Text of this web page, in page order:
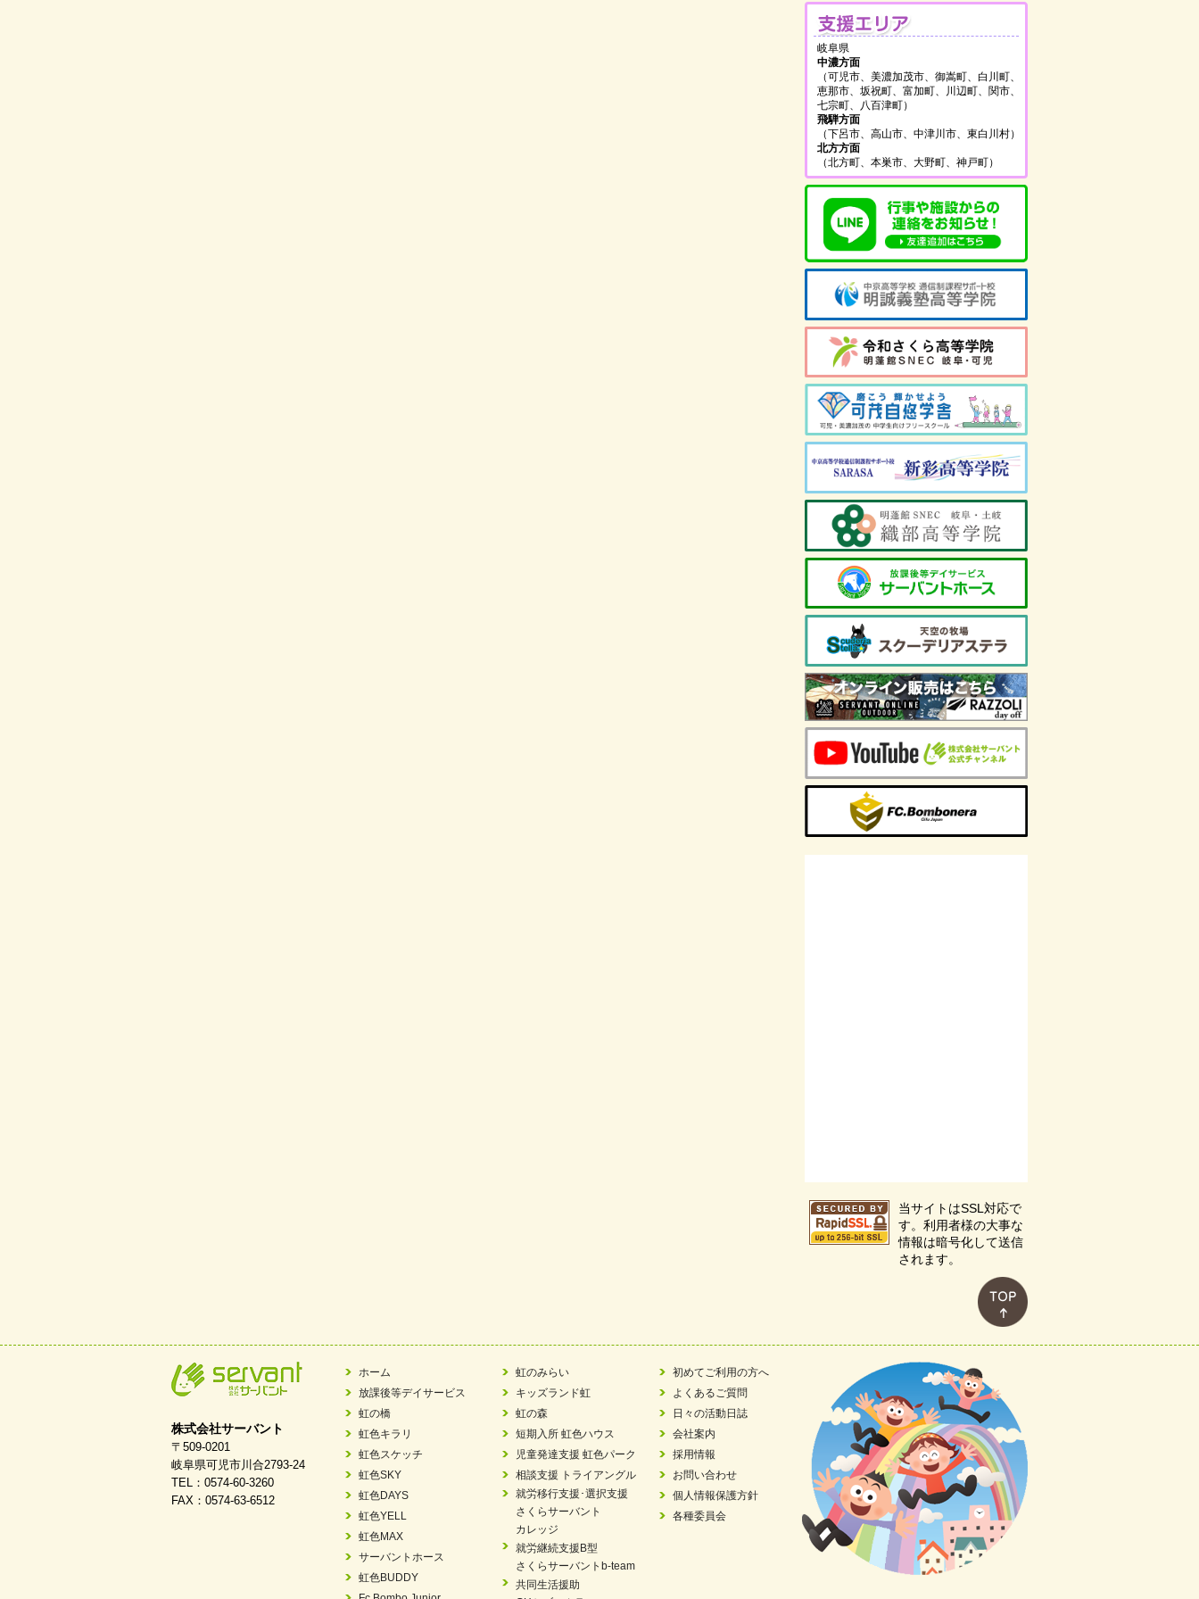
岐阜県
中濃方面
（可児市、美濃加茂市、御嵩町、白川町、
恵那市、坂祝町、富加町、川辺町、関市、
七宗町、八百津町）
飛騨方面
（下呂市、高山市、中津川市、東白川村）
北方方面
（北方町、本巣市、大野町、神戸町）
当サイトはSSL対応で
す。利用者様の大事な
情報は暗号化して送信
されます。
株式会社サーバント
〒509-0201
岐阜県可児市川合2793-24
TEL：0574-60-3260
FAX：0574-63-6512
ホーム
放課後等デイサービス
虹の橋
虹色キラリ
虹色スケッチ
虹色SKY
虹色DAYS
虹色YELL
虹色MAX
サーバントホース
虹色BUDDY
虹のみらい
キッズランド虹
虹の森
短期入所 虹色ハウス
児童発達支援 虹色パーク
相談支援 トライアングル
就労移行支援･選択支援
さくらサーバント
カレッジ
就労継続支援B型
さくらサーバントb-team
共同生活援助
初めてご利用の方へ
よくあるご質問
日々の活動日誌
会社案内
採用情報
お問い合わせ
個人情報保護方針
各種委員会